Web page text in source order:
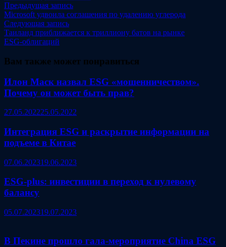
Навигация
по
записям
Предыдущая записьПредыдущая
запись:
Microsoft удвоила соглашения по удалению углерода
Следующая записьСледующая
запись:
Таиланд приближается к триллиону батов на рынке
ESG‑облигаций
Вам также может понравиться
Илон Маск назвал ESG «мошенничеством».
Почему он может быть прав?
27.05.202225.05.2022
Интеграция ESG и раскрытие информации на
подъеме в Китае
07.06.202319.06.2023
ESG-plus: инвестиции в переход к нулевому
балансу
05.07.202319.07.2023
В Пекине прошло гала‑мероприятие China ESG